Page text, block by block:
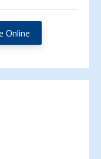
Online